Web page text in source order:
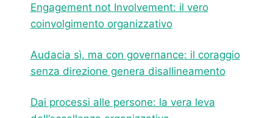
Engagement not Involvement: il vero
coinvolgimento organizzativo
Audacia sì, ma con governance: il coraggio
senza direzione genera disallineamento
Dai processi alle persone: la vera leva